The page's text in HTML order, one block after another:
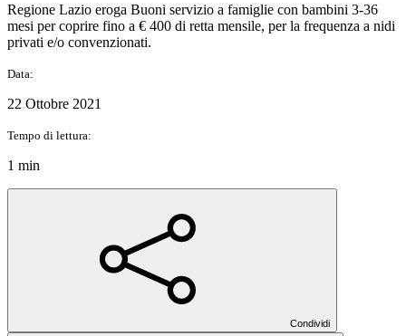
Regione Lazio eroga Buoni servizio a famiglie con bambini 3-36
mesi per coprire fino a € 400 di retta mensile, per la frequenza a nidi
privati e/o convenzionati.
Data:
22 Ottobre 2021
Tempo di lettura:
1 min
Condividi